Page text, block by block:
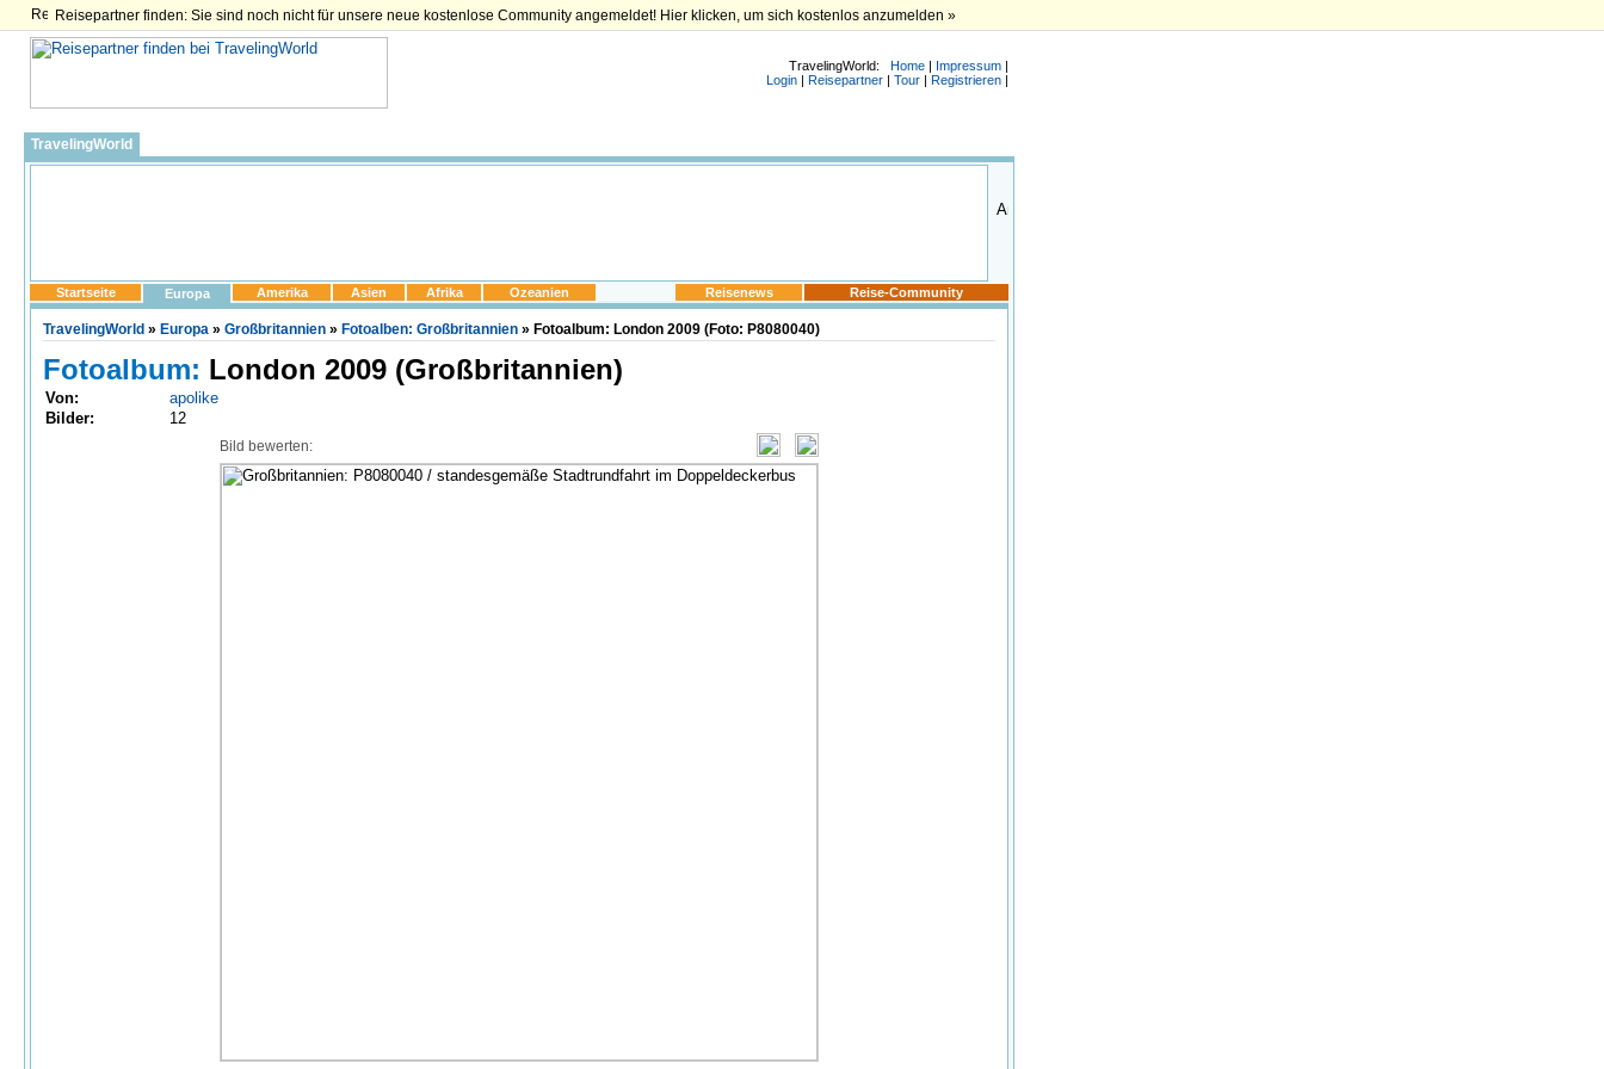
Reisepartner finden: Sie sind noch nicht für unsere neue kostenlose Community angemeldet! Hier klicken, um sich kostenlos anzumelden »
TravelingWorld: Home | Impressum |
Login | Reisepartner | Tour | Registrieren |
TravelingWorld
Startseite Europa Amerika Asien Afrika Ozeanien Reisenews Reise-Community
TravelingWorld » Europa » Großbritannien » Fotoalben: Großbritannien » Fotoalbum: London 2009 (Foto: P8080040)
Fotoalbum: London 2009 (Großbritannien)
Von:
apolike
Bilder:
12
Bild bewerten: